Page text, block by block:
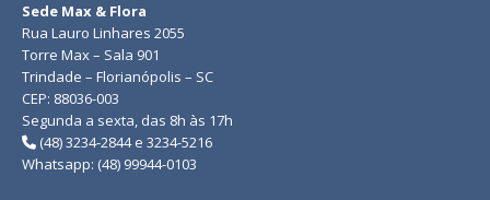
Sede Max & Flora
Rua Lauro Linhares 2055
Torre Max – Sala 901
Trindade – Florianópolis – SC
CEP: 88036-003
Segunda a sexta, das 8h às 17h
(48) 3234-2844 e 3234-5216
Whatsapp: (48) 99944-0103